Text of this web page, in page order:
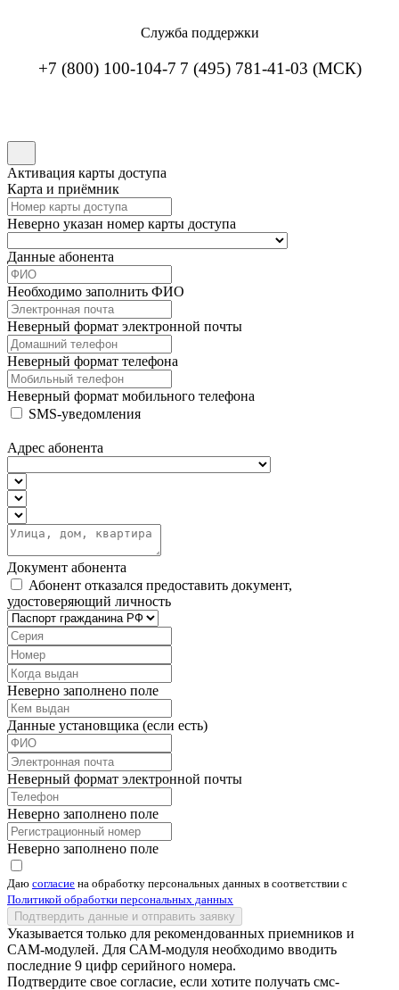
Служба поддержки
+7 (800) 100-104-7 7 (495) 781-41-03 (МСК)
Активация карты доступа
Карта и приёмник
Неверно указан номер карты доступа
Данные абонента
Необходимо заполнить ФИО
Неверный формат электронной почты
Неверный формат телефона
Неверный формат мобильного телефона
SMS-уведомления
Адрес абонента
Документ абонента
Абонент отказался предоставить документ,
удостоверяющий личность
Неверно заполнено поле
Данные установщика (если есть)
Неверный формат электронной почты
Неверно заполнено поле
Неверно заполнено поле
Даю согласие на обработку персональных данных в соответствии с
Политикой обработки персональных данных
Подтвердить данные и отправить заявку
Указывается только для рекомендованных приемников и
CAM-модулей. Для САМ-модуля необходимо вводить
последние 9 цифр серийного номера.
Подтвердите свое согласие, если хотите получать смс-